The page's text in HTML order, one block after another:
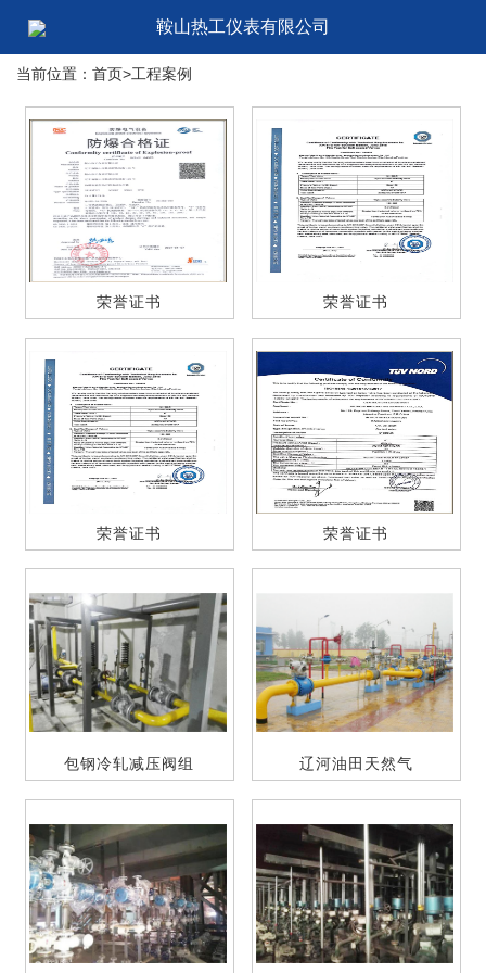
鞍山热工仪表有限公司
当前位置：首页>工程案例
荣誉证书 荣誉证书
荣誉证书 荣誉证书
包钢冷轧减压阀组 辽河油田天然气